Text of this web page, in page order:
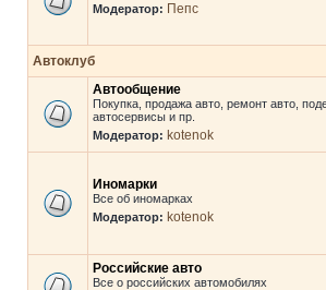
Модератор: Пепс
Автоклуб
Автообщение
Покупка, продажа авто, ремонт авто,
автосервисы и пр.
Модератор: kotenok
Иномарки
Все об иномарках
Модератор: kotenok
Российские авто
Все о российских автомобилях